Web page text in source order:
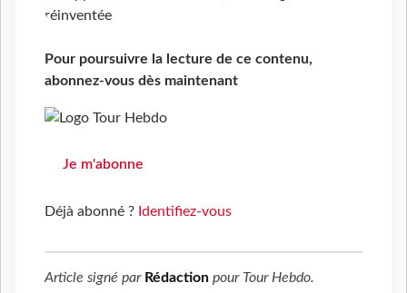
Pour poursuivre la lecture de ce contenu,
abonnez-vous dès maintenant
Je m'abonne
Déjà abonné ? Identifiez-vous
Article signé par Rédaction pour Tour Hebdo.